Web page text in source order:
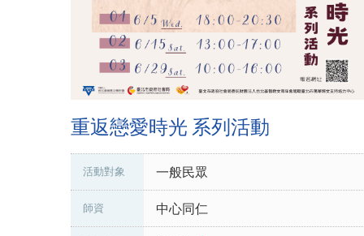
重返戀愛時光 系列活動
活動對象 一般民眾
師資 中心同仁